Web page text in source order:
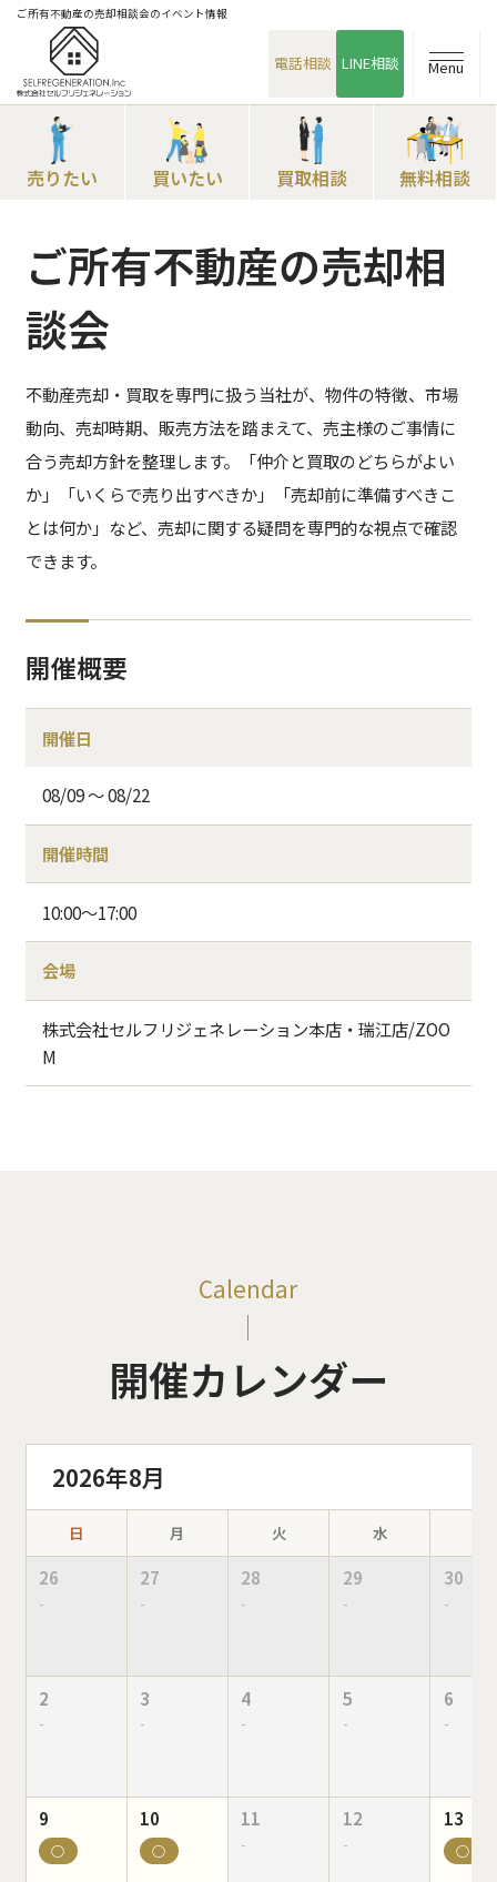
ご所有不動産の売却相談会のイベント情報
電話相談 LINE相談 Menu
売りたい 買いたい 買取相談 無料相談
ご所有不動産の売却相
談会
不動産売却・買取を専門に扱う当社が、物件の特徴、市場
動向、売却時期、販売方法を踏まえて、売主様のご事情に
合う売却方針を整理します。「仲介と買取のどちらがよい
か」「いくらで売り出すべきか」「売却前に準備すべきこ
とは何か」など、売却に関する疑問を専門的な視点で確認
できます。
開催概要
開催日
08/09 〜 08/22
開催時間
10:00～17:00
会場
株式会社セルフリジェネレーション本店・瑞江店/ZOO
M
Calendar
開催カレンダー
2026年8月
日 月 火 水
26
-
27
-
28
-
29
-
30
-
2
-
3
-
4
-
5
-
6
-
9
○
10
○
11
-
12
-
13
○